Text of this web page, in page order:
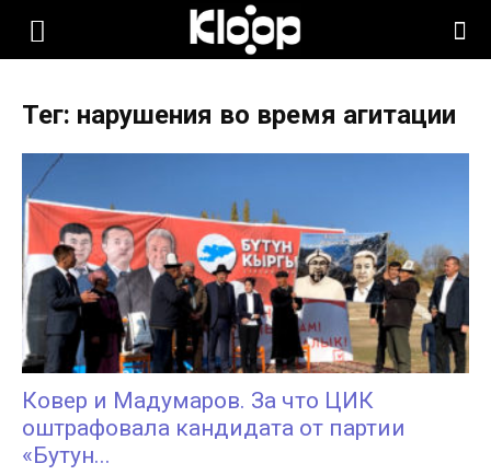
KLOOP.KG
Новости
Кыргызстана
Тег: нарушения во время агитации
Ковер и Мадумаров. За что ЦИК
оштрафовала кандидата от партии
«Бутун...